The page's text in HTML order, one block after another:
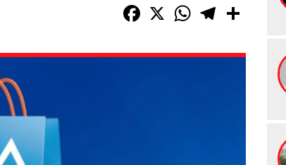
Facebook
X WhatsAppTelegram